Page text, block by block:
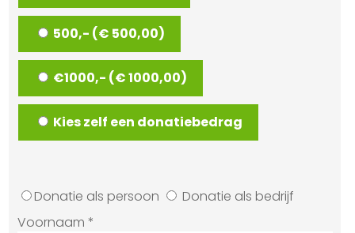
500,- (€ 500,00)
€1000,- (€ 1000,00)
Kies zelf een donatiebedrag
Donatie als persoon
Donatie als bedrijf
Voornaam *